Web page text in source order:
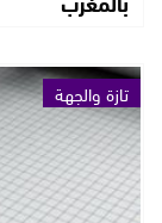
تازة والجهة